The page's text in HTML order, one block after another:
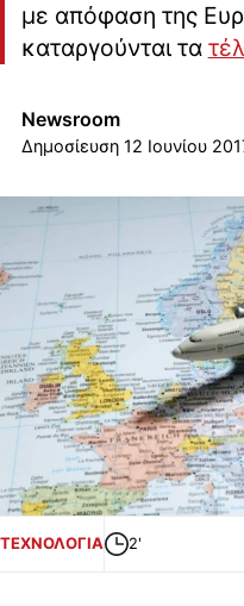
με απόφαση της
καταργούνται τα
Newsroom
12 Ιουνίου
ΤΕΧΝΟΛΟΓΙΑ 2'